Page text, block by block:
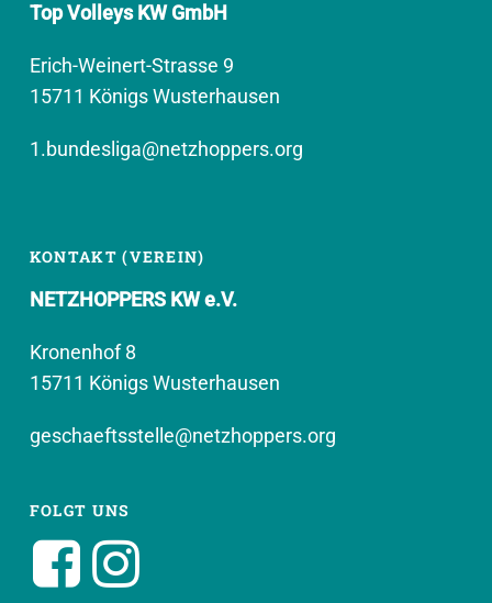
Top Volleys KW GmbH
Erich-Weinert-Strasse 9
15711 Königs Wusterhausen
1.bundesliga@netzhoppers.org
KONTAKT (VEREIN)
NETZHOPPERS KW e.V.
Kronenhof 8
15711 Königs Wusterhausen
geschaeftsstelle@netzhoppers.org
FOLGT UNS